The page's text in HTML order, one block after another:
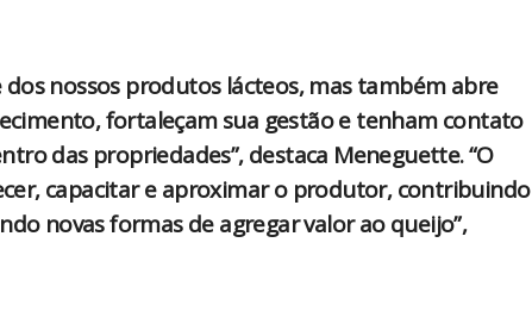
nossos produtos lácteos, mas também abre
fortaleçam sua gestão e tenham contato
das propriedades”, destaca Meneguette. “O
capacitar e aproximar o produtor, contribuindo
novas formas de agregar valor ao queijo”,